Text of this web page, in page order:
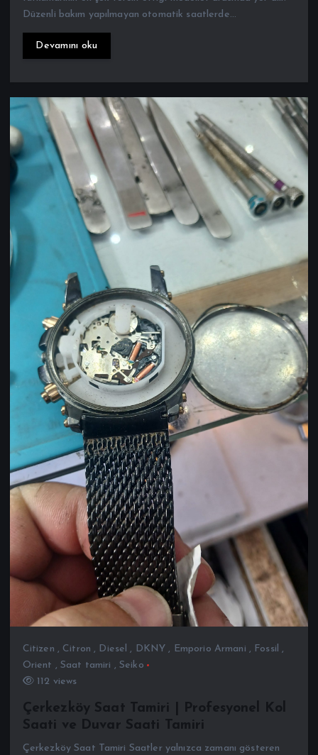
Devamını oku
Citizen,Citron Diesel, ,Emporio Armani ,Fossil
,
Orient,Saat tamiri,Seiko
112 views
Çerkezköy Saat Tamiri | Profesyonel Kol
Saati ve Duvar Saati Tamiri
Çerkezköy Saat Tamiri Saatler yalnızca zamanı gösteren
aksesuarlar değil, aynı zamanda değerli ve uzun yıllar
kullanılan kişisel eşyalardır. Düzenli bakım yapılmayan